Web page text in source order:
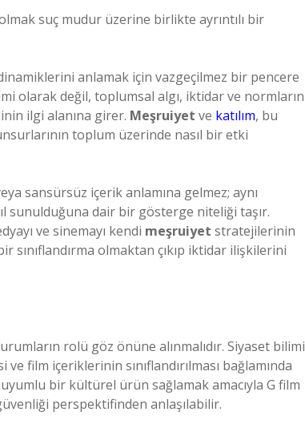
suç mudur üzerine birlikte ayrıntılı bir
anlamak için vazgeçilmez bir pencere
olarak değil, toplumsal algı, iktidar ve normların
ilgi alanına girer. Meşruiyet ve katılım, bu
toplum üzerinde nasıl bir etki
sansürsüz içerik anlamına gelmez; aynı
sunulduğuna dair bir gösterge niteliği taşır.
ve sinemayı kendi meşruiyet stratejilerinin
olmaktan çıkıp iktidar ilişkilerini
rolü göz önüne alınmalıdır. Siyaset bilimi
film içeriklerinin sınıflandırılması bağlamında
bir kültürel ürün sağlamak amacıyla G film
perspektifinden anlaşılabilir.